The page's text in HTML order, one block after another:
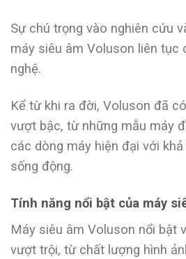
Sự chú trọng vào nghiên cứu
máy siêu âm Voluson liên tục
nghệ.
Kể từ khi ra đời, Voluson đã
vượt bậc, từ những mẫu máy
các dòng máy hiện đại với
sống động.
Tính năng nổi bật của máy
Máy siêu âm Voluson nổi bật
vượt trội, từ chất lượng hình